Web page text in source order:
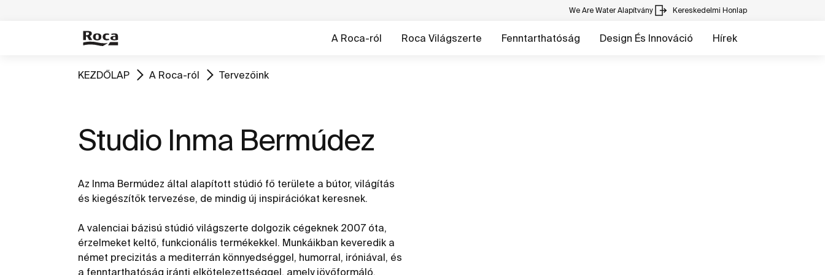
We Are Water Alapítvány Kereskedelmi Honlap
A Roca-ról Roca Világszerte Fenntarthatóság Design És Innováció Hírek
KEZDŐLAP A Roca-ról Tervezőink
Studio Inma Bermúdez
Az Inma Bermúdez által alapított stúdió fő területe a bútor, világítás
és kiegészítők tervezése, de mindig új inspirációkat keresnek.
A valenciai bázisú stúdió világszerte dolgozik cégeknek 2007 óta,
érzelmeket keltő, funkcionális termékekkel. Munkáikban keveredik a
német precizitás a mediterrán könnyedséggel, humorral, iróniával, és
a fenntarthatóság iránti elkötelezettséggel, amely jövőformáló,